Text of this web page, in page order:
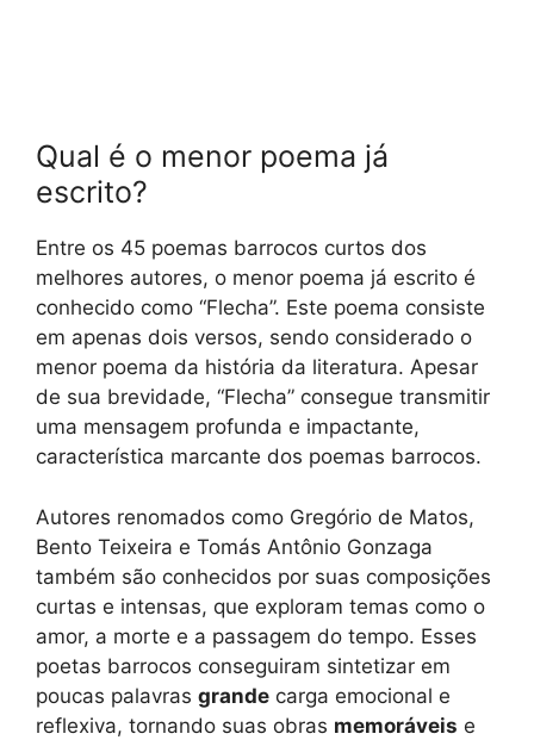
Qual é o menor poema já
escrito?
Entre os 45 poemas barrocos curtos dos
melhores autores, o menor poema já escrito é
conhecido como “Flecha”. Este poema consiste
em apenas dois versos, sendo considerado o
menor poema da história da literatura. Apesar
de sua brevidade, “Flecha” consegue transmitir
uma mensagem profunda e impactante,
característica marcante dos poemas barrocos.
Autores renomados como Gregório de Matos,
Bento Teixeira e Tomás Antônio Gonzaga
também são conhecidos por suas composições
curtas e intensas, que exploram temas como o
amor, a morte e a passagem do tempo. Esses
poetas barrocos conseguiram sintetizar em
poucas palavras grande carga emocional e
reflexiva, tornando suas obras memoráveis e